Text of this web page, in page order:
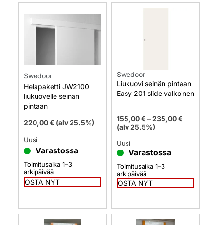
Swedoor
Helapaketti JW2100
liukuovelle seinän
pintaan
220,00€ (alv 25.5%)
Uusi
Varastossa
Toimitusaika 1–3
arkipäivää
OSTA NYT
Swedoor
Liukuovi seinän pintaan
Easy 201 slide valkoinen
155,00€ –235,00€
(alv 25.5%)
Uusi
Varastossa
Toimitusaika 1–3
arkipäivää
OSTA NYT